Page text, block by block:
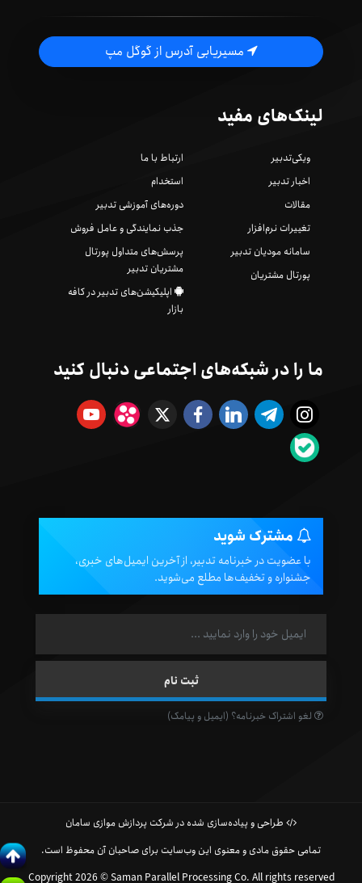
مسیریابی آدرس از گوگل مپ
لینک‌های مفید
ویکی‌تدبیر
اخبار تدبیر
مقالات
تغییرات نرم‌افزار
سامانه مودیان تدبیر
پورتال مشتریان
ارتباط با ما
استخدام
دوره‌های آموزشی تدبیر
جذب نمایندگی و عامل فروش
پرسش‌های متداول پورتال
مشتریان تدبیر
اپلیکیشن‌های تدبیر در کافه
بازار
ما را در شبکه‌های اجتماعی دنبال کنید
مشترک شوید
با عضویت در خبرنامه تدبیر، از آخرین ایمیل‌های خبری،
جشنواره و تخفیف‌ها مطلع می‌شوید.
لغو اشتراک خبرنامه؟ (ایمیل و پیامک)
طراحی و پیاده‌سازی شده در شرکت پردازش موازی سامان
تمامی حقوق مادی و معنوی این وب‌سایت برای صاحبان آن محفوظ است.
Copyright 2026 © Saman Parallel Processing Co. All rights reserved